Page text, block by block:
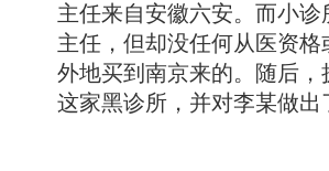
主任来自安徽六安。而小
主任，但却没任何从医资
外地买到南京来的。随后
这家黑诊所，并对李某做出